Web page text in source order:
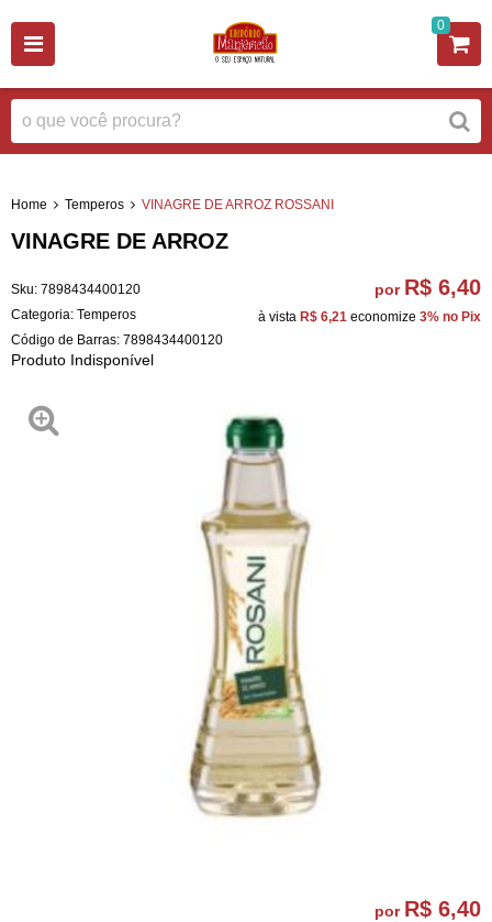
0
Home Temperos VINAGRE DE ARROZ ROSSANI
VINAGRE DE ARROZ
Sku: 7898434400120
Categoria: Temperos
Código de Barras: 7898434400120
Produto Indisponível
por R$ 6,40
à vista R$ 6,21 economize 3% no Pix
por R$ 6,40